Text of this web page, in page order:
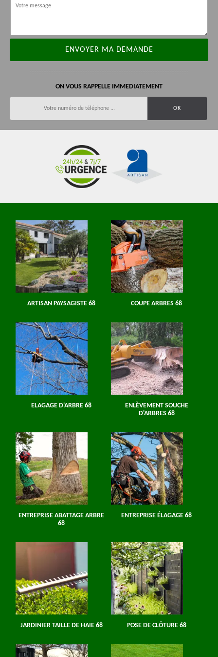
ON VOUS RAPPELLE IMMEDIATEMENT
ARTISAN PAYSAGISTE 68 COUPE ARBRES 68
ELAGAGE D'ARBRE 68
ENLÈVEMENT SOUCHE
D'ARBRES 68
ENTREPRISE ABATTAGE ARBRE
68
ENTREPRISE ÉLAGAGE 68
JARDINIER TAILLE DE HAIE 68 POSE DE CLÔTURE 68